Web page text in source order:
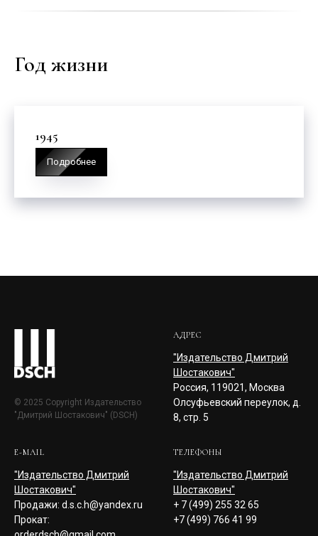
Год жизни
1945
Подробнее
© 2025 Copyright Издательство
"Дмитрий Шостакович" (DSCH)
АДРЕС
"Издательство Дмитрий
Шостакович"
Россия, 119021, Москва
Олсуфьевский переулок, д.
8, стр. 5
E-MAIL
"Издательство Дмитрий
Шостакович"
Продажи: d.s.c.h@yandex.ru
Прокат:
ТЕЛЕФОНЫ
"Издательство Дмитрий
Шостакович"
+ 7 (499) 255 32 65
+7 (499) 766 41 99